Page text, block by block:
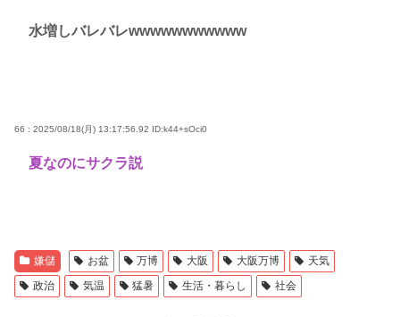
水増しバレバレwwwwwwwwwww
66 : 2025/08/18(月) 13:17:56.92 ID:k44+sOci0
夏なのにサクラ説
嫌儲 お盆 万博 大阪 大阪万博
天気
政治
気温 猛暑 生活・暮らし 社会